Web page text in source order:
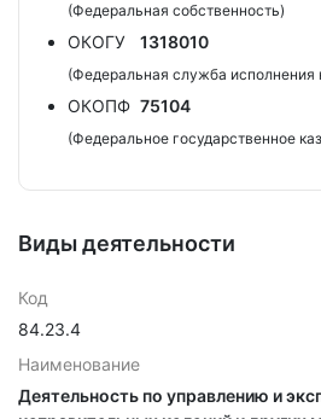
(Федеральная собственность)
ОКОГУ 1318010
(Федеральная служба исполнения
ОКОПФ 75104
(Федеральное государственное
Виды деятельности
Код
84.23.4
Наименование
Деятельность по управлению и